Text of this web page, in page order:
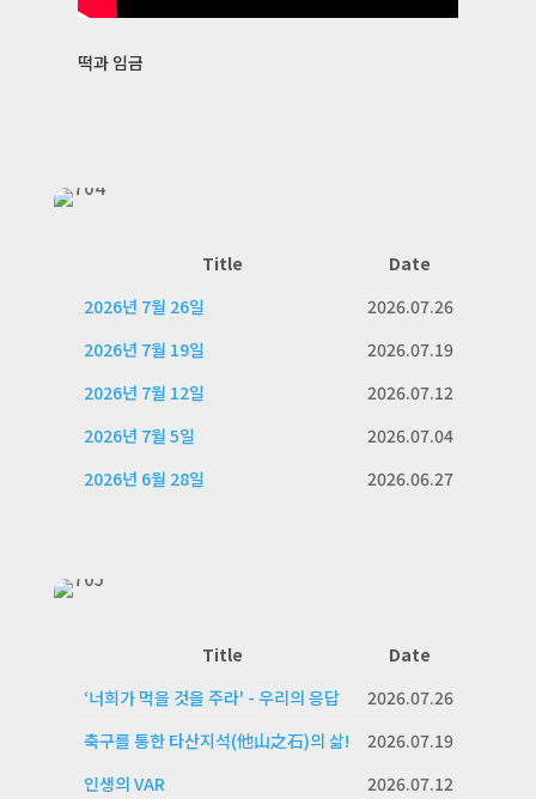
떡과 임금
Title
Date
2026년 7월 26일
2026.07.26
2026년 7월 19일
2026.07.19
2026년 7월 12일
2026.07.12
2026년 7월 5일
2026.07.04
2026년 6월 28일
2026.06.27
Title
Date
‘너희가 먹을 것을 주라' - 우리의 응답
2026.07.26
축구를 통한 타산지석(他山之石)의 삶!
2026.07.19
인생의 VAR
2026.07.12